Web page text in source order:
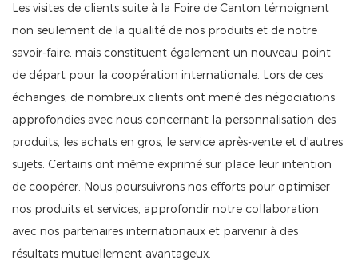
Les visites de clients suite à la Foire de Canton témoignent
non seulement de la qualité de nos produits et de notre
savoir-faire, mais constituent également un nouveau point
de départ pour la coopération internationale. Lors de ces
échanges, de nombreux clients ont mené des négociations
approfondies avec nous concernant la personnalisation des
produits, les achats en gros, le service après-vente et d'autres
sujets. Certains ont même exprimé sur place leur intention
de coopérer. Nous poursuivrons nos efforts pour optimiser
nos produits et services, approfondir notre collaboration
avec nos partenaires internationaux et parvenir à des
résultats mutuellement avantageux.